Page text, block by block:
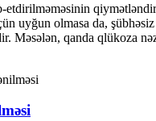
etdirilməməsinin
uyğun olmasa da,
Məsələn, qanda qlükoza